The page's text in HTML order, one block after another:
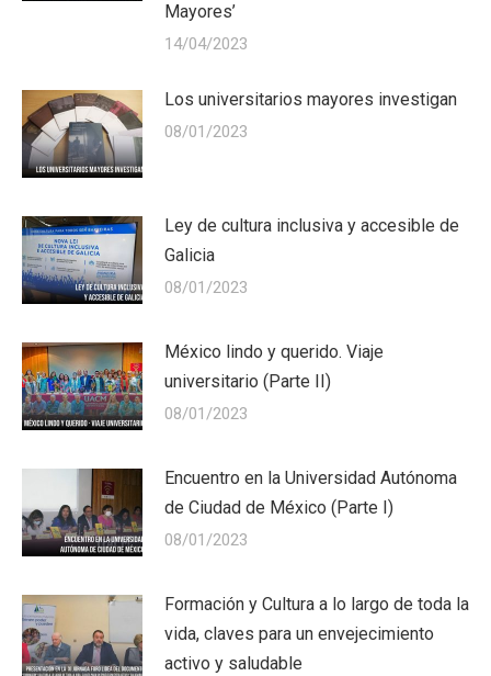
Mayores’
14/04/2023
Los universitarios mayores investigan
08/01/2023
Ley de cultura inclusiva y accesible de
Galicia
08/01/2023
México lindo y querido. Viaje
universitario (Parte II)
08/01/2023
Encuentro en la Universidad Autónoma
de Ciudad de México (Parte I)
08/01/2023
Formación y Cultura a lo largo de toda la
vida, claves para un envejecimiento
activo y saludable